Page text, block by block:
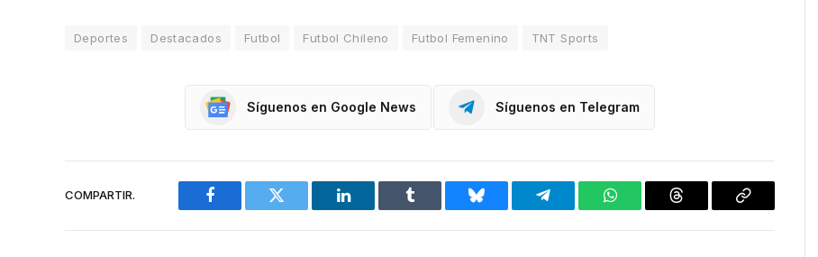
Deportes Destacados Futbol Futbol Chileno Futbol Femenino TNT Sports
Síguenos en Google News Síguenos en Telegram
COMPARTIR.
Facebook Twitter LinkedIn Tumblr Bluesky Telegram WhatsAppThreads
Copiar